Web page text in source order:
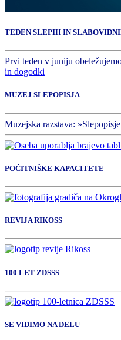
TEDEN SLEPIH IN
Prvi teden v juniju
in dogodki
MUZEJ SLEPOPISJA
Muzejska razstava:
POČITNIŠKE KAPACITETE
REVIJA RIKOSS
100 LET ZDSSS
SE VIDIMO NA DELU